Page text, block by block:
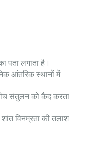
पता लगाता है।
आंतरिक स्थानों में
संतुलन को कैद करता
विनम्रता की तलाश